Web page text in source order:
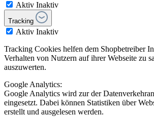
Aktiv Inaktiv
Tracking
Aktiv Inaktiv
Tracking Cookies helfen dem Shopbetreiber
Verhalten von Nutzern auf ihrer Webseite zu
auszuwerten.
Google Analytics:
Google Analytics wird zur der
eingesetzt. Dabei können Statistiken über
erstellt und ausgelesen werden.